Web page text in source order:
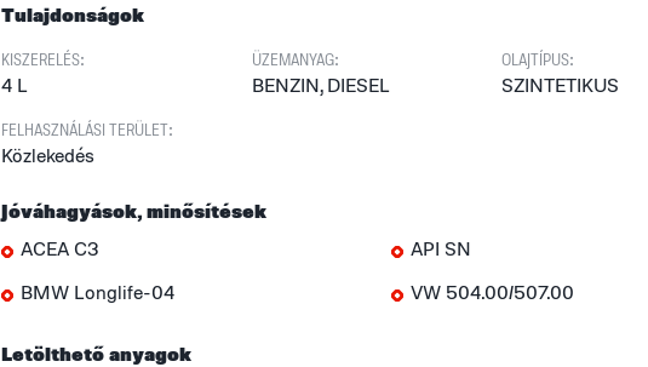
Tulajdonságok
KISZERELÉS:
4 L
ÜZEMANYAG:
BENZIN, DIESEL
OLAJTÍPUS:
SZINTETIKUS
FELHASZNÁLÁSI TERÜLET:
Közlekedés
Jóváhagyások, minősítések
ACEA C3
API SN
BMW Longlife-04
VW 504.00/507.00
Letölthető anyagok